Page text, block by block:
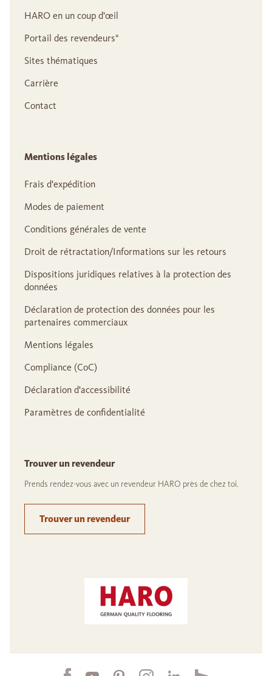
HARO en un coup d'œil
Portail des revendeurs°
Sites thématiques
Carrière
Contact
Mentions légales
Frais d'expédition
Modes de paiement
Conditions générales de vente
Droit de rétractation/Informations sur les retours
Dispositions juridiques relatives à la protection des
données
Déclaration de protection des données pour les
partenaires commerciaux
Mentions légales
Compliance (CoC)
Déclaration d'accessibilité
Paramètres de confidentialité
Trouver un revendeur
Prends rendez-vous avec un revendeur HARO près de chez toi.
Trouver un revendeur